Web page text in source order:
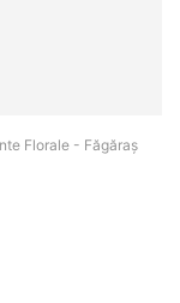
Florale - Făgăraş